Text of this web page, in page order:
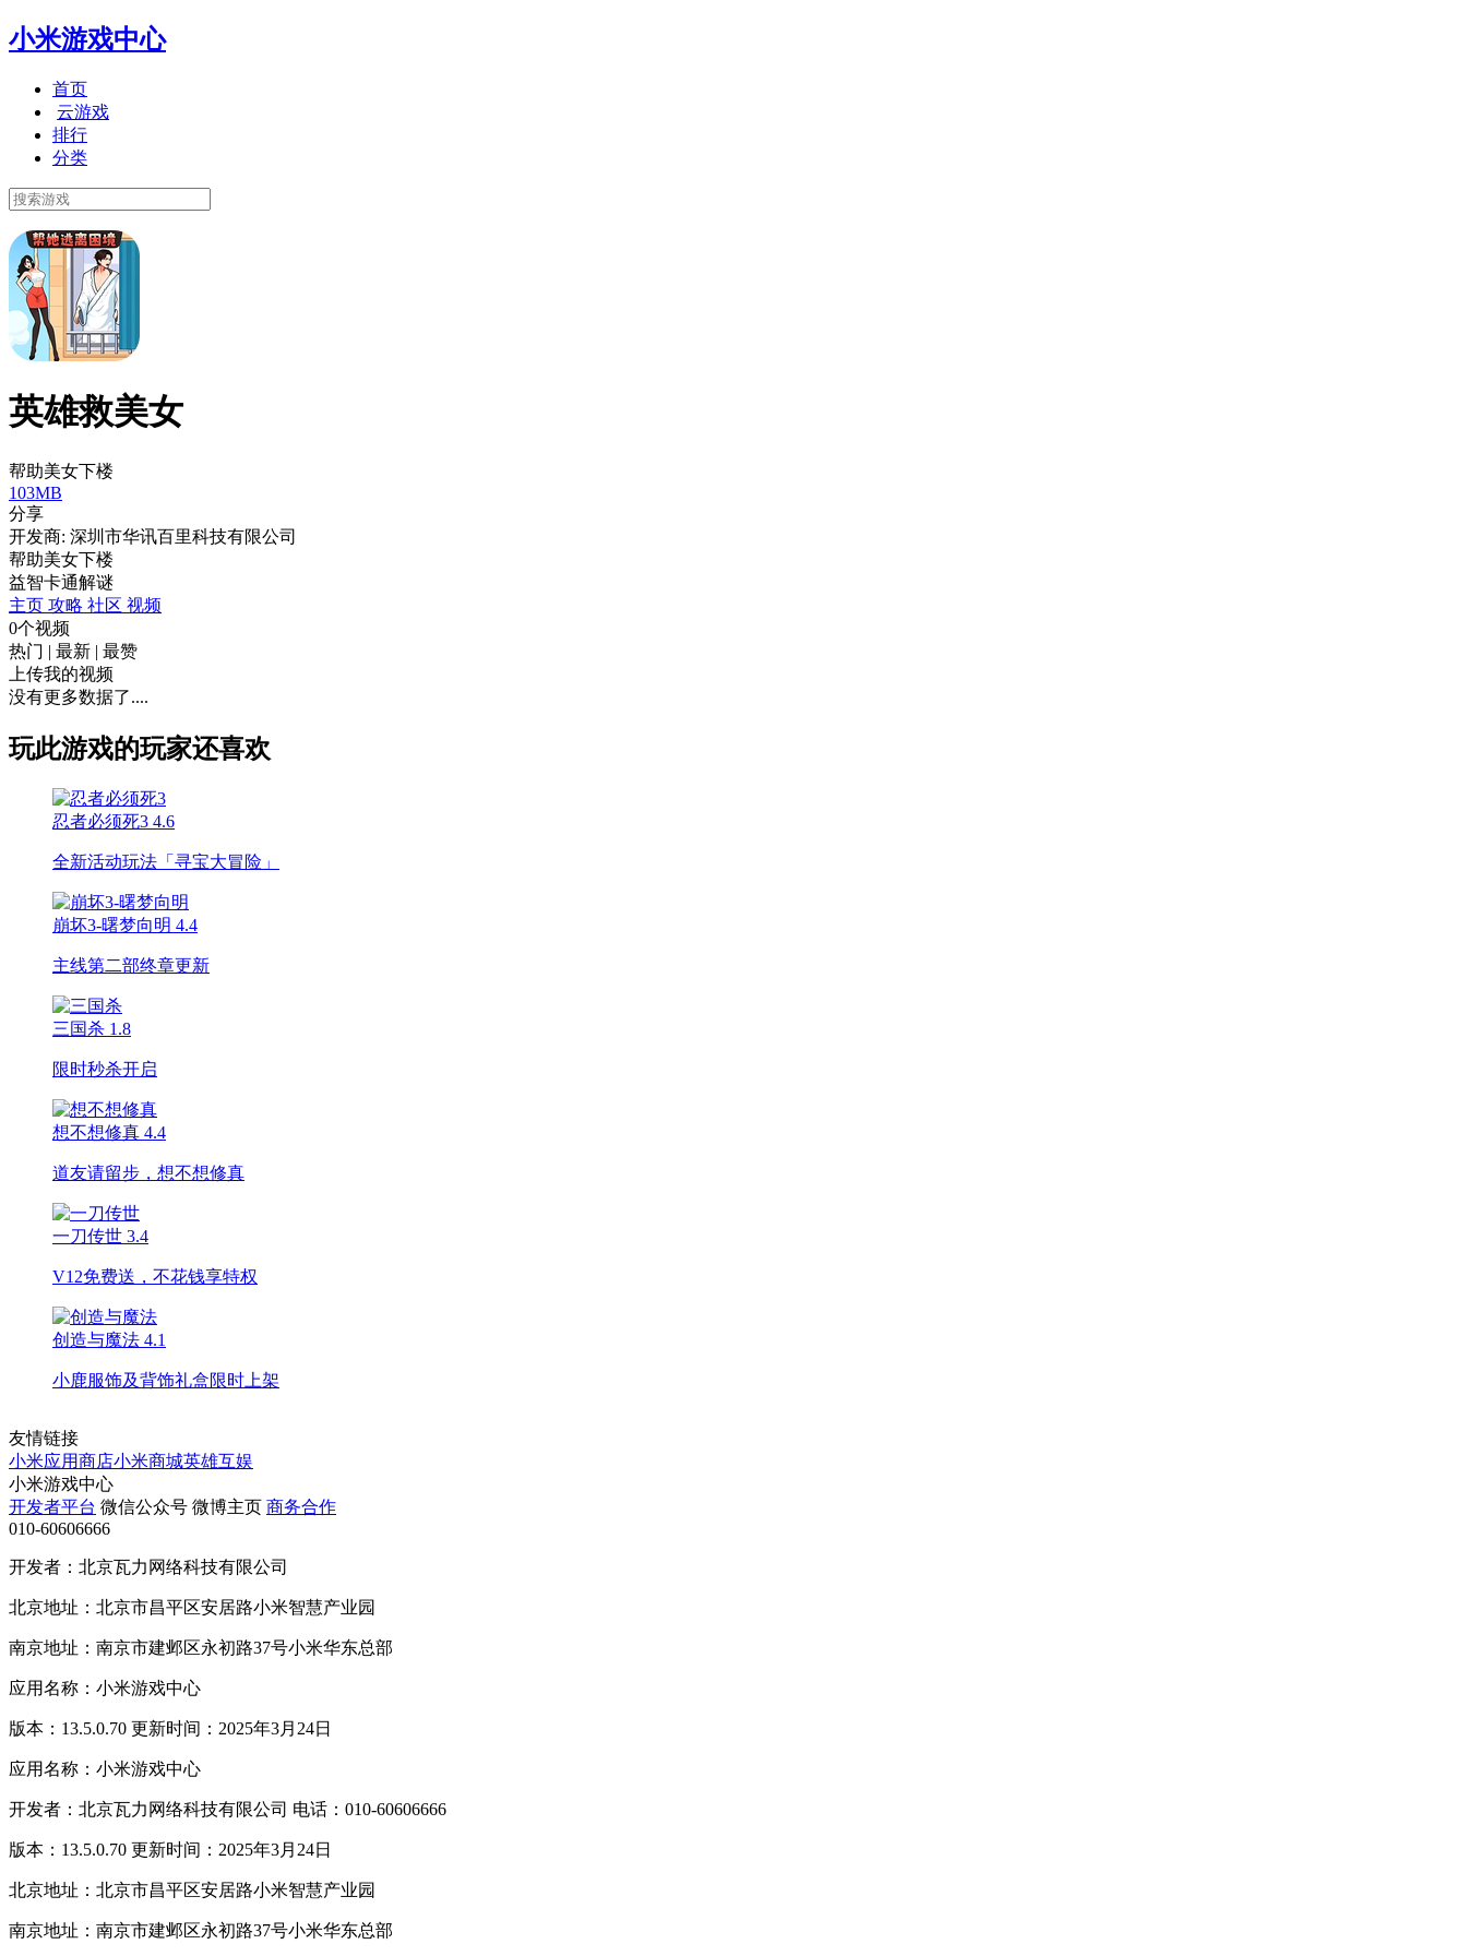
小米游戏中心
首页
云游戏
排行
分类
英雄救美女
帮助美女下楼
103MB
分享
开发商: 深圳市华讯百里科技有限公司
帮助美女下楼
益智卡通解谜
主页 攻略 社区 视频
0个视频
热门 | 最新 | 最赞
上传我的视频
没有更多数据了....
玩此游戏的玩家还喜欢
忍者必须死3 4.6
全新活动玩法「寻宝大冒险」
崩坏3-曙梦向明 4.4
主线第二部终章更新
三国杀 1.8
限时秒杀开启
想不想修真 4.4
道友请留步，想不想修真
一刀传世 3.4
V12免费送，不花钱享特权
创造与魔法 4.1
小鹿服饰及背饰礼盒限时上架
友情链接
小米应用商店小米商城英雄互娱
小米游戏中心
开发者平台 微信公众号 微博主页 商务合作
010-60606666
开发者：北京瓦力网络科技有限公司
北京地址：北京市昌平区安居路小米智慧产业园
南京地址：南京市建邺区永初路37号小米华东总部
应用名称：小米游戏中心
版本：13.5.0.70 更新时间：2025年3月24日
应用名称：小米游戏中心
开发者：北京瓦力网络科技有限公司 电话：010-60606666
版本：13.5.0.70 更新时间：2025年3月24日
北京地址：北京市昌平区安居路小米智慧产业园
南京地址：南京市建邺区永初路37号小米华东总部